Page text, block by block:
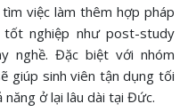
việc làm thêm hợp pháp
tốt nghiệp như post-study
nghề. Đặc biệt với nhóm
giúp sinh viên tận dụng tối
năng ở lại lâu dài tại Đức.